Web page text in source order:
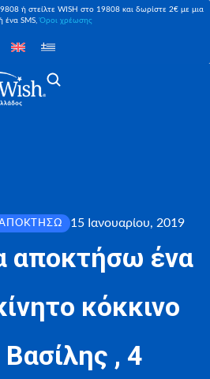
ή στείλτε WISH στο 19808 και δωρίστε 2€ με μια
ένα SMS,Όροι χρέωσης
15 Ιανουαρίου, 2019
αποκτήσω ένα
κόκκινο
Βασίλης , 4